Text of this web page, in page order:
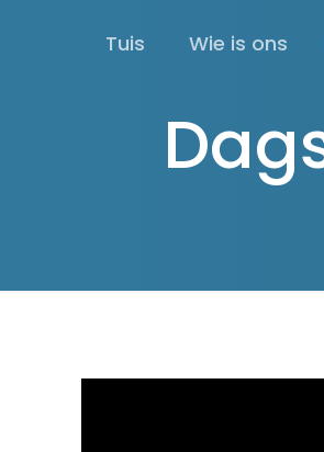
Tuis Wie is ons